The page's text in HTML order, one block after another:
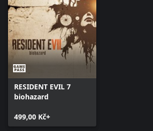
RESIDENT EVIL 7
biohazard
499,00 Kč+